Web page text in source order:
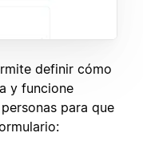
definir cómo
y funcione
para que